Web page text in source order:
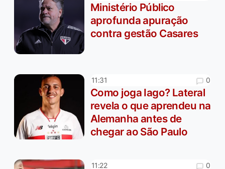
Ministério Público
aprofunda apuração
contra gestão Casares
11:31 0
Como joga Iago? Lateral
revela o que aprendeu na
Alemanha antes de
chegar ao São Paulo
11:22 0